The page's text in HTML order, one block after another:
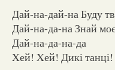
Дай-на-дай-на Буду
Дай-на-да-на Знай
Дай-на-да-на-да
Xей! Xей! Дикі танці!